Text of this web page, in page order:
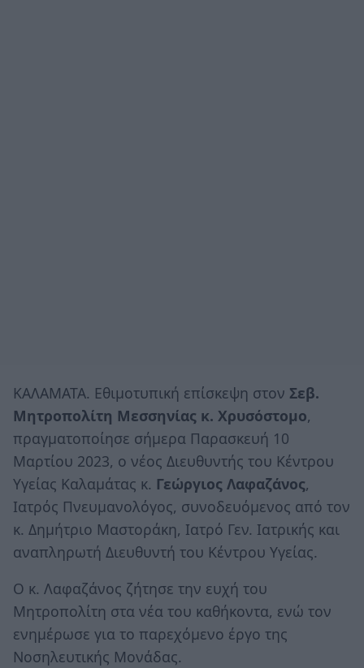
ΚΑΛΑΜΑΤΑ. Εθιμοτυπική επίσκεψη στον Σεβ.
Μητροπολίτη Μεσσηνίας κ. Χρυσόστομο,
πραγματοποίησε σήμερα Παρασκευή 10
Μαρτίου 2023, ο νέος Διευθυντής του Κέντρου
Υγείας Καλαμάτας κ. Γεώργιος Λαφαζά­νος,
Ιατρός Πνευμανολόγος, συνοδευόμενος από τον
κ. Δημή­τριο Μα­στο­ράκη, Ιατρό Γεν. Ιατρικής και
αναπληρωτή Διευθυντή του Κέντρου Υγείας.
Ο κ. Λαφαζάνος ζήτησε την ευχή του
Μητροπολίτη στα νέα του καθήκοντα, ενώ τον
ενημέρωσε για το παρεχόμενο έργο της
Νοσηλευτικής Μονάδας.